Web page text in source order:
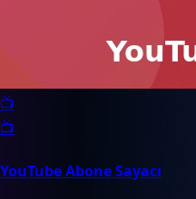
📺
📺
YouTube Abone Sayacı